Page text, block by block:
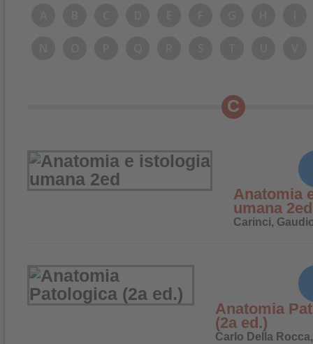
C
Anatomia
umana 2ed
Carinci,
Anatomia
(2a ed.)
Carlo Della